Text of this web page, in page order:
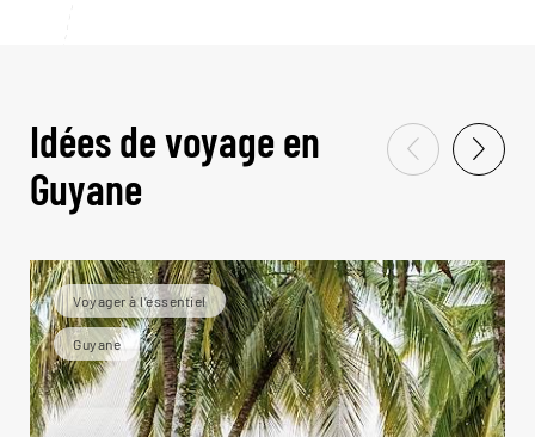
Idées de voyage en
Guyane
Voyager à l’essentiel
Guyane